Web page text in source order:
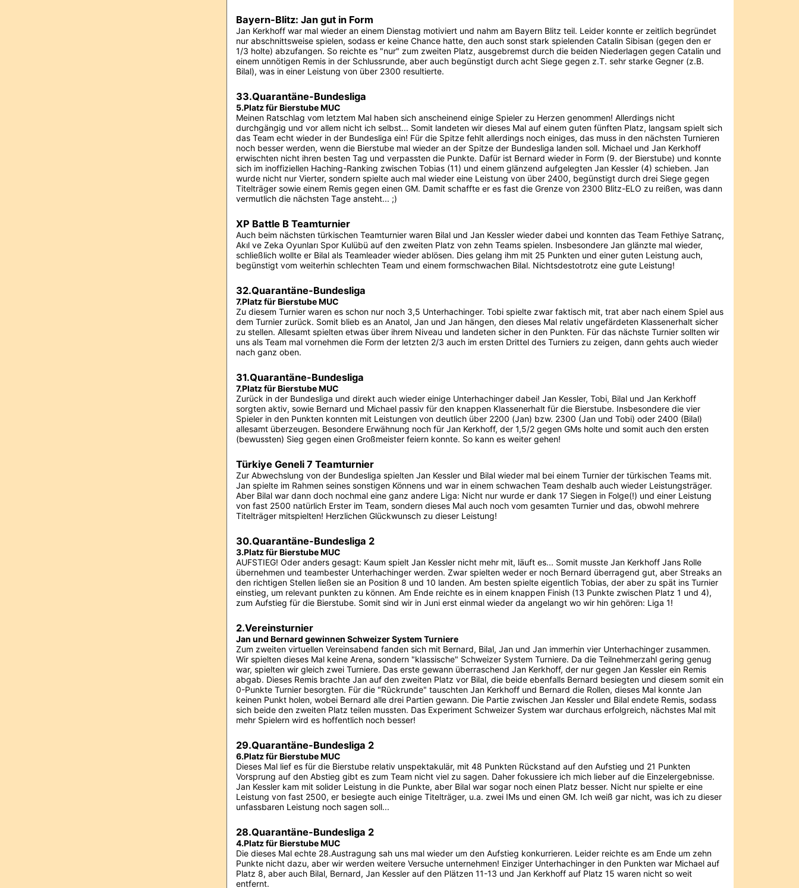
Bayern-Blitz: Jan gut in Form
Jan Kerkhoff war mal wieder an einem Dienstag motiviert und nahm am Bayern Blitz teil. Leider konnte er zeitlich begründet
nur abschnittsweise spielen, sodass er keine Chance hatte, den auch sonst stark spielenden Catalin Sibisan (gegen den er
1/3 holte) abzufangen. So reichte es "nur" zum zweiten Platz, ausgebremst durch die beiden Niederlagen gegen Catalin und
einem unnötigen Remis in der Schlussrunde, aber auch begünstigt durch acht Siege gegen z.T. sehr starke Gegner (z.B.
Bilal), was in einer Leistung von über 2300 resultierte.
33.Quarantäne-Bundesliga
5.Platz für Bierstube MUC
Meinen Ratschlag vom letztem Mal haben sich anscheinend einige Spieler zu Herzen genommen! Allerdings nicht
durchgängig und vor allem nicht ich selbst... Somit landeten wir dieses Mal auf einem guten fünften Platz, langsam spielt sich
das Team echt wieder in der Bundesliga ein! Für die Spitze fehlt allerdings noch einiges, das muss in den nächsten Turnieren
noch besser werden, wenn die Bierstube mal wieder an der Spitze der Bundesliga landen soll. Michael und Jan Kerkhoff
erwischten nicht ihren besten Tag und verpassten die Punkte. Dafür ist Bernard wieder in Form (9. der Bierstube) und konnte
sich im inoffiziellen Haching-Ranking zwischen Tobias (11) und einem glänzend aufgelegten Jan Kessler (4) schieben. Jan
wurde nicht nur Vierter, sondern spielte auch mal wieder eine Leistung von über 2400, begünstigt durch drei Siege gegen
Titelträger sowie einem Remis gegen einen GM. Damit schaffte er es fast die Grenze von 2300 Blitz-ELO zu reißen, was dann
vermutlich die nächsten Tage ansteht... ;)
XP Battle B Teamturnier
Auch beim nächsten türkischen Teamturnier waren Bilal und Jan Kessler wieder dabei und konnten das Team Fethiye Satranç,
Akıl ve Zeka Oyunları Spor Kulübü auf den zweiten Platz von zehn Teams spielen. Insbesondere Jan glänzte mal wieder,
schließlich wollte er Bilal als Teamleader wieder ablösen. Dies gelang ihm mit 25 Punkten und einer guten Leistung auch,
begünstigt vom weiterhin schlechten Team und einem formschwachen Bilal. Nichtsdestotrotz eine gute Leistung!
32.Quarantäne-Bundesliga
7.Platz für Bierstube MUC
Zu diesem Turnier waren es schon nur noch 3,5 Unterhachinger. Tobi spielte zwar faktisch mit, trat aber nach einem Spiel aus
dem Turnier zurück. Somit blieb es an Anatol, Jan und Jan hängen, den dieses Mal relativ ungefärdeten Klassenerhalt sicher
zu stellen. Allesamt spielten etwas über ihrem Niveau und landeten sicher in den Punkten. Für das nächste Turnier sollten wir
uns als Team mal vornehmen die Form der letzten 2/3 auch im ersten Drittel des Turniers zu zeigen, dann gehts auch wieder
nach ganz oben.
31.Quarantäne-Bundesliga
7.Platz für Bierstube MUC
Zurück in der Bundesliga und direkt auch wieder einige Unterhachinger dabei! Jan Kessler, Tobi, Bilal und Jan Kerkhoff
sorgten aktiv, sowie Bernard und Michael passiv für den knappen Klassenerhalt für die Bierstube. Insbesondere die vier
Spieler in den Punkten konnten mit Leistungen von deutlich über 2200 (Jan) bzw. 2300 (Jan und Tobi) oder 2400 (Bilal)
allesamt überzeugen. Besondere Erwähnung noch für Jan Kerkhoff, der 1,5/2 gegen GMs holte und somit auch den ersten
(bewussten) Sieg gegen einen Großmeister feiern konnte. So kann es weiter gehen!
Türkiye Geneli 7 Teamturnier
Zur Abwechslung von der Bundesliga spielten Jan Kessler und Bilal wieder mal bei einem Turnier der türkischen Teams mit.
Jan spielte im Rahmen seines sonstigen Könnens und war in einem schwachen Team deshalb auch wieder Leistungsträger.
Aber Bilal war dann doch nochmal eine ganz andere Liga: Nicht nur wurde er dank 17 Siegen in Folge(!) und einer Leistung
von fast 2500 natürlich Erster im Team, sondern dieses Mal auch noch vom gesamten Turnier und das, obwohl mehrere
Titelträger mitspielten! Herzlichen Glückwunsch zu dieser Leistung!
30.Quarantäne-Bundesliga 2
3.Platz für Bierstube MUC
AUFSTIEG! Oder anders gesagt: Kaum spielt Jan Kessler nicht mehr mit, läuft es... Somit musste Jan Kerkhoff Jans Rolle
übernehmen und teambester Unterhachinger werden. Zwar spielten weder er noch Bernard überragend gut, aber Streaks an
den richtigen Stellen ließen sie an Position 8 und 10 landen. Am besten spielte eigentlich Tobias, der aber zu spät ins Turnier
einstieg, um relevant punkten zu können. Am Ende reichte es in einem knappen Finish (13 Punkte zwischen Platz 1 und 4),
zum Aufstieg für die Bierstube. Somit sind wir in Juni erst einmal wieder da angelangt wo wir hin gehören: Liga 1!
2.Vereinsturnier
Jan und Bernard gewinnen Schweizer System Turniere
Zum zweiten virtuellen Vereinsabend fanden sich mit Bernard, Bilal, Jan und Jan immerhin vier Unterhachinger zusammen.
Wir spielten dieses Mal keine Arena, sondern "klassische" Schweizer System Turniere. Da die Teilnehmerzahl gering genug
war, spielten wir gleich zwei Turniere. Das erste gewann überraschend Jan Kerkhoff, der nur gegen Jan Kessler ein Remis
abgab. Dieses Remis brachte Jan auf den zweiten Platz vor Bilal, die beide ebenfalls Bernard besiegten und diesem somit ein
0-Punkte Turnier besorgten. Für die "Rückrunde" tauschten Jan Kerkhoff und Bernard die Rollen, dieses Mal konnte Jan
keinen Punkt holen, wobei Bernard alle drei Partien gewann. Die Partie zwischen Jan Kessler und Bilal endete Remis, sodass
sich beide den zweiten Platz teilen mussten. Das Experiment Schweizer System war durchaus erfolgreich, nächstes Mal mit
mehr Spielern wird es hoffentlich noch besser!
29.Quarantäne-Bundesliga 2
6.Platz für Bierstube MUC
Dieses Mal lief es für die Bierstube relativ unspektakulär, mit 48 Punkten Rückstand auf den Aufstieg und 21 Punkten
Vorsprung auf den Abstieg gibt es zum Team nicht viel zu sagen. Daher fokussiere ich mich lieber auf die Einzelergebnisse.
Jan Kessler kam mit solider Leistung in die Punkte, aber Bilal war sogar noch einen Platz besser. Nicht nur spielte er eine
Leistung von fast 2500, er besiegte auch einige Titelträger, u.a. zwei IMs und einen GM. Ich weiß gar nicht, was ich zu dieser
unfassbaren Leistung noch sagen soll...
28.Quarantäne-Bundesliga 2
4.Platz für Bierstube MUC
Die dieses Mal echte 28.Austragung sah uns mal wieder um den Aufstieg konkurrieren. Leider reichte es am Ende um zehn
Punkte nicht dazu, aber wir werden weitere Versuche unternehmen! Einziger Unterhachinger in den Punkten war Michael auf
Platz 8, aber auch Bilal, Bernard, Jan Kessler auf den Plätzen 11-13 und Jan Kerkhoff auf Platz 15 waren nicht so weit
entfernt.